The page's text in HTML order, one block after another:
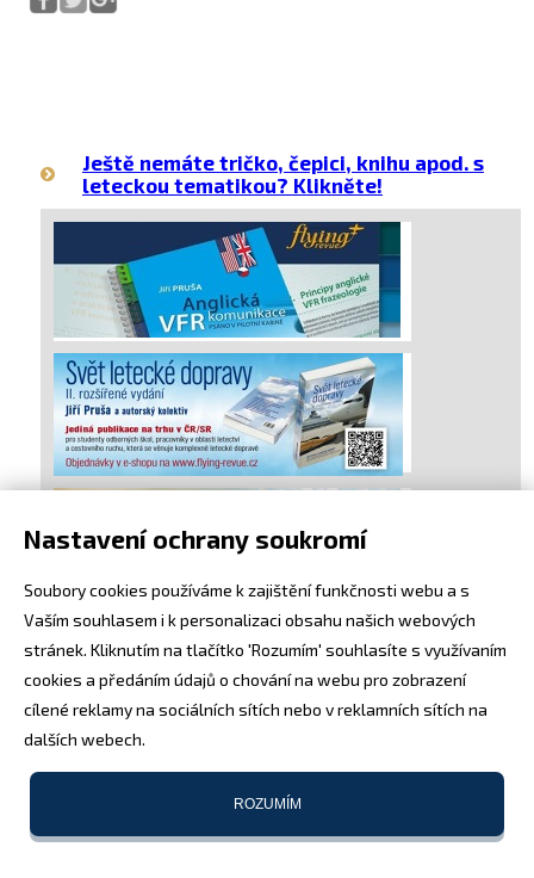
Ještě nemáte tričko, čepici, knihu apod. s
leteckou tematikou? Klikněte!
Nastavení ochrany soukromí
Soubory cookies používáme k zajištění funkčnosti webu a s
Vaším souhlasem i k personalizaci obsahu našich webových
stránek. Kliknutím na tlačítko 'Rozumím' souhlasíte s využívaním
cookies a předáním údajů o chování na webu pro zobrazení
cílené reklamy na sociálních sítích nebo v reklamních sítích na
dalších webech.
ROZUMÍM